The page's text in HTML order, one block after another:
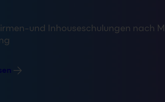
und Inhouseschulungen nach